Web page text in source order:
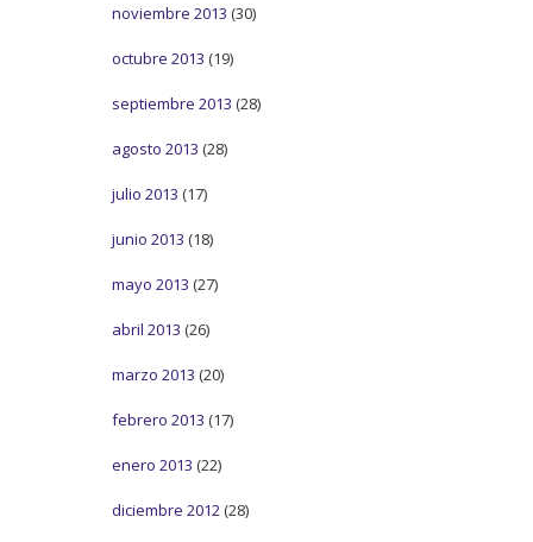
noviembre 2013 (30)
octubre 2013 (19)
septiembre 2013 (28)
agosto 2013 (28)
julio 2013 (17)
junio 2013 (18)
mayo 2013 (27)
abril 2013 (26)
marzo 2013 (20)
febrero 2013 (17)
enero 2013 (22)
diciembre 2012 (28)